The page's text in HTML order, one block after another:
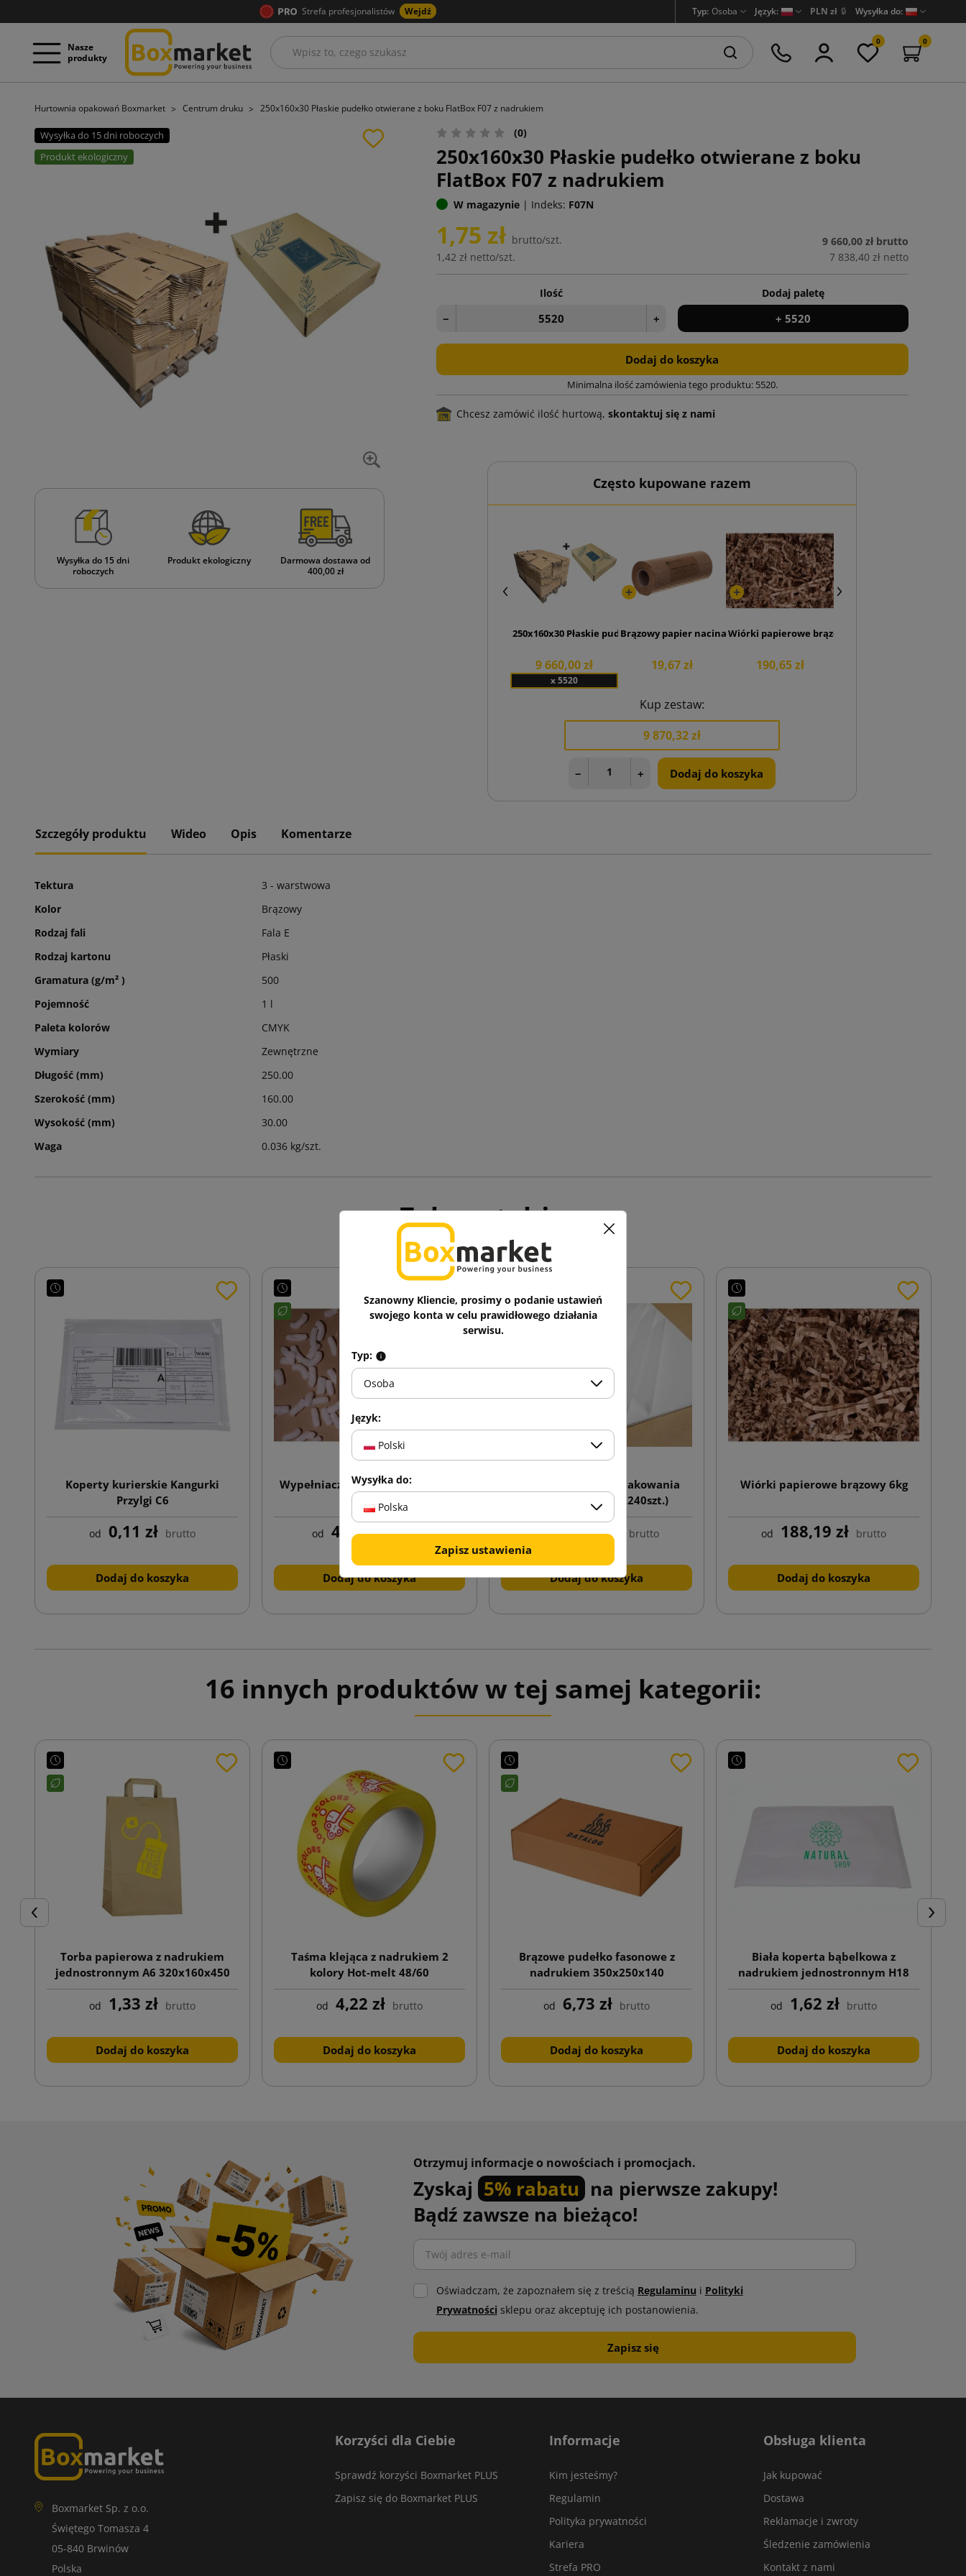
Strefa profesjonalistów Wejdź Typ: Osoba Język: PLN zł 🔒 Wysyłka do:
Nasze
produkty
0 0
Hurtownia opakowań Boxmarket Centrum druku 250x160x30 Płaskie pudełko otwierane z boku FlatBox F07 z nadrukiem
Wysyłka do 15 dni roboczych
Produkt ekologiczny
Wysyłka do 15 dni
roboczych
Produkt ekologiczny
Darmowa dostawa od
400,00 zł
(0)
250x160x30 Płaskie pudełko otwierane z boku
FlatBox F07 z nadrukiem
W magazynie| Indeks: F07N
1,75 zł brutto/szt.
1,42 zł netto/szt.
9 660,00 zł brutto
7 838,40 zł netto
Ilość
− +
Dodaj paletę
+ 5520
Dodaj do koszyka
Minimalna ilość zamówienia tego produktu: 5520.
Chcesz zamówić ilość hurtową, skontaktuj się z nami
Często kupowane razem
250x160x30 Płaskie pudełko otwierane z boku FlatBox F07 z nadrukiem
9 660,00 zł
x 5520
Brązowy papier nacinany w plaster miodu do pakowania 20cm x 25mb
19,67 zł
Wiórki papierowe brązowy 6kg
190,65 zł
Kup zestaw:
9 870,32 zł
− + Dodaj do koszyka
Szczegóły produktu Wideo Opis Komentarze
Tektura
3 - warstwowa
Kolor
Brązowy
Rodzaj fali
Fala E
Rodzaj kartonu
Płaski
Gramatura (g/m² )
500
Pojemność
1 l
Paleta kolorów
CMYK
Wymiary
Zewnętrzne
Długość (mm)
250.00
Szerokość (mm)
160.00
Wysokość (mm)
30.00
Waga
0.036 kg/szt.
Zobacz także
Koperty kurierskie Kangurki
Przylgi C6
od 0,11 zł brutto
Dodaj do koszyka
Wypełniacz eko Skropak, chrupki
200 litrów
od 49,85 zł brutto
Dodaj do koszyka
Bibułki ozdobne do pakowania
białe (opakowanie 240szt.)
od 129,59 zł brutto
Dodaj do koszyka
Wiórki papierowe brązowy 6kg
od 188,19 zł brutto
Dodaj do koszyka
16 innych produktów w tej samej kategorii:
Poprzedni
Torba papierowa z nadrukiem
jednostronnym A6 320x160x450
od 1,33 zł brutto
Dodaj do koszyka
Taśma klejąca z nadrukiem 2
kolory Hot-melt 48/60
od 4,22 zł brutto
Dodaj do koszyka
Brązowe pudełko fasonowe z
nadrukiem 350x250x140
od 6,73 zł brutto
Dodaj do koszyka
Biała koperta bąbelkowa z
nadrukiem jednostronnym H18
290x370
od 1,62 zł brutto
Dodaj do koszyka
Otrzymuj informacje o nowościach i promocjach.
Zyskaj 5% rabatu na pierwsze zakupy!
Bądź zawsze na bieżąco!
Oświadczam, że zapoznałem się z treścią Regulaminu i Polityki
Prywatności sklepu oraz akceptuję ich postanowienia.
Boxmarket Sp. z o.o.
Świętego Tomasza 4
05-840 Brwinów
Polska
Korzyści dla Ciebie
Sprawdź korzyści Boxmarket PLUS
Zapisz się do Boxmarket PLUS
Informacje
Kim jesteśmy?
Regulamin
Polityka prywatności
Kariera
Strefa PRO
Obsługa klienta
Jak kupować
Dostawa
Reklamacje i zwroty
Śledzenie zamówienia
Kontakt z nami
Szanowny Kliencie, prosimy o podanie ustawień
swojego konta w celu prawidłowego działania
serwisu.
Typ:
Osoba
Język:
Polski
Wysyłka do:
Polska
Zapisz ustawienia